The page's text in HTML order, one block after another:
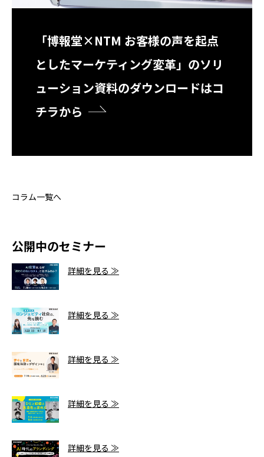
「博報堂×NTM お客様の声を起点
としたマーケティング変革」のソリ
ューション資料のダウンロードはコ
チラから
コラム一覧へ
公開中のセミナー
詳細を見る ≫
詳細を見る ≫
詳細を見る ≫
詳細を見る ≫
詳細を見る ≫